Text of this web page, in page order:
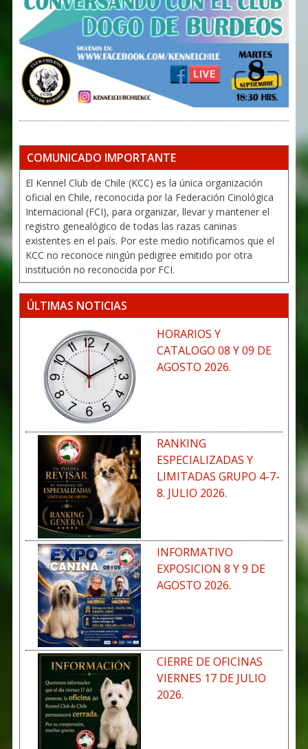
COMUNICADO IMPORTANTE
El Kennel Club de Chile (KCC) es la única organización
oficial en Chile, reconocida por la Federación Cinológica
Internacional (FCI), para organizar, llevar y mantener el
registro genealógico de todas las razas caninas
existentes en el país. Por este medio notificamos que el
KCC no reconoce ningún pedigree emitido por otra
institución no reconocida por FCI.
ÚLTIMAS NOTICIAS
HORARIOS Y
CATALOGO 08 Y 09 DE
AGOSTO 2026.
RANKING
ESPECIALIZADAS Y
LIMITADAS GRUPO 4-7-
8. JULIO 2026.
INFORMATIVO
EXPOSICION 8 Y 9 DE
AGOSTO 2026.
CIERRE DE OFICINAS
VIERNES 17 DE JULIO
2026.